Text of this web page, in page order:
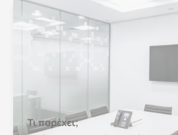
ΑσφάλισηΕπιχείρησης
Τι παρέχει;